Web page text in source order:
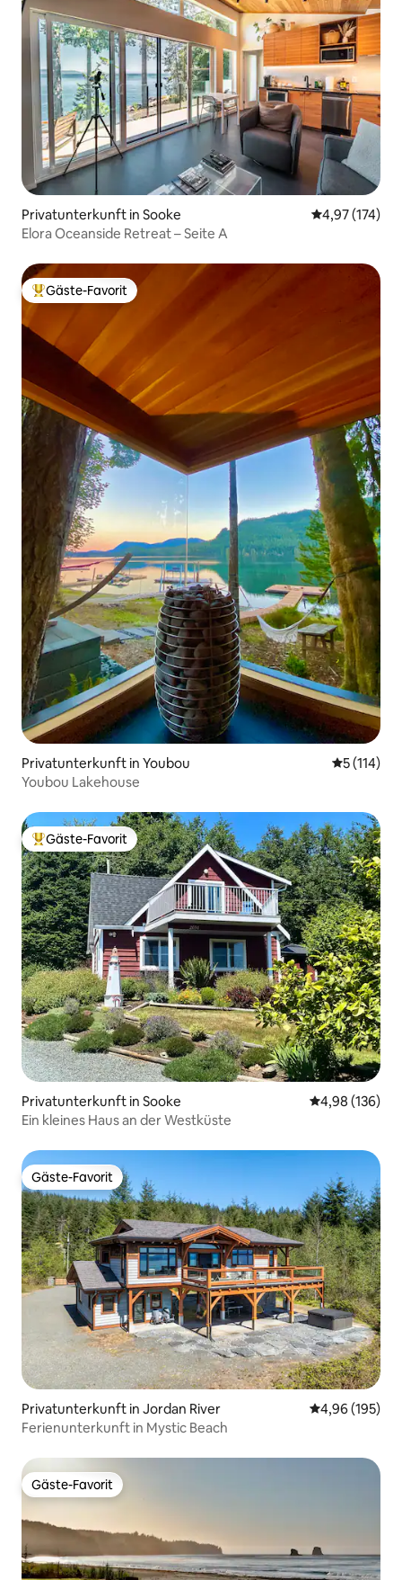
Privatunterkunft in Sooke
4,97 (174)
Elora Oceanside Retreat – Seite A
Beliebter Gäste-Favorit.
Gäste-Favorit
Privatunterkunft in Youbou
5 (114)
Youbou Lakehouse
Beliebter Gäste-Favorit.
Gäste-Favorit
Privatunterkunft in Sooke
4,98 (136)
Ein kleines Haus an der Westküste
Gäste-Favorit
Gäste-Favorit
Privatunterkunft in Jordan River
4,96 (195)
Ferienunterkunft in Mystic Beach
Gäste-Favorit
Gäste-Favorit